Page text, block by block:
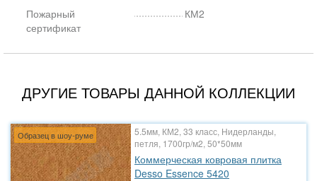
Пожарный
сертификат
КМ2
ДРУГИЕ ТОВАРЫ ДАННОЙ КОЛЛЕКЦИИ
Образец в шоу-руме
5.5мм, КМ2, 33 класс, Нидерланды,
петля, 1700гр/м2, 50*50мм
Коммерческая ковровая плитка
Desso Essence 5420